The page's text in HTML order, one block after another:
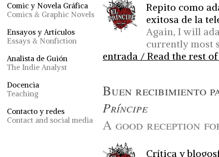
Comic y Novela Gráfica
Comics & Graphic Novels
Ensayos y Artículos
Essays & Nonfiction
Analista de Guión
The Indie Analyst
Docencia
Teaching
Contacto y redes
Contact and social media
Repito como
exitosa de la
Again, I will
currently most
entrada / Read the rest
Buen recibimiento
Príncipe
A good reception
Crítica y